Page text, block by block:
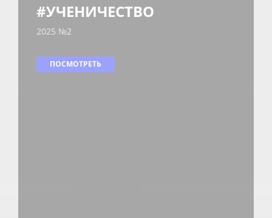
#УЧЕНИЧЕСТВО
2025 №2
ПОСМОТРЕТЬ